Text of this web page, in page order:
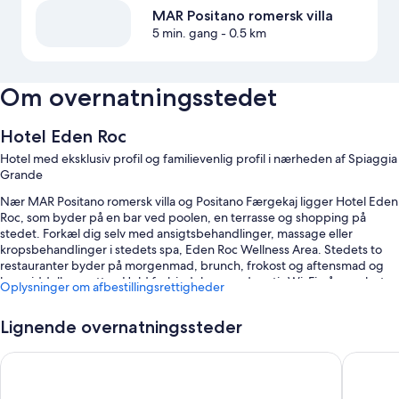
MAR Positano romersk villa
5 min. gang - 0.5 km
Om overnatningsstedet
Hotel Eden Roc
Hotel med eksklusiv profil og familievenlig profil i nærheden af Spiaggia
Grande
Nær MAR Positano romersk villa og Positano Færgekaj ligger Hotel Eden
Roc, som byder på en bar ved poolen, en terrasse og shopping på
stedet. Forkæl dig selv med ansigtsbehandlinger, massage eller
kropsbehandlinger i stedets spa, Eden Roc Wellness Area. Stedets to
restauranter byder på morgenmad, brunch, frokost og aftensmad og
har middelhavsretter. Hold forbindelsen med gratis Wi-Fi på værelset.
Gæster kan også få glæde af andre faciliteter som en frisørsalon og et
Andre fordele inkluderer:
Oplysninger om afbestillingsrettigheder
Lignende overnatningssteder
Marincanto